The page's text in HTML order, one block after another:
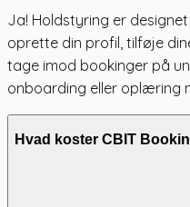
Ja! Holdstyring er
oprette din profil, tilføje
tage imod bookinger på
onboarding eller oplæring
Hvad koster CBIT